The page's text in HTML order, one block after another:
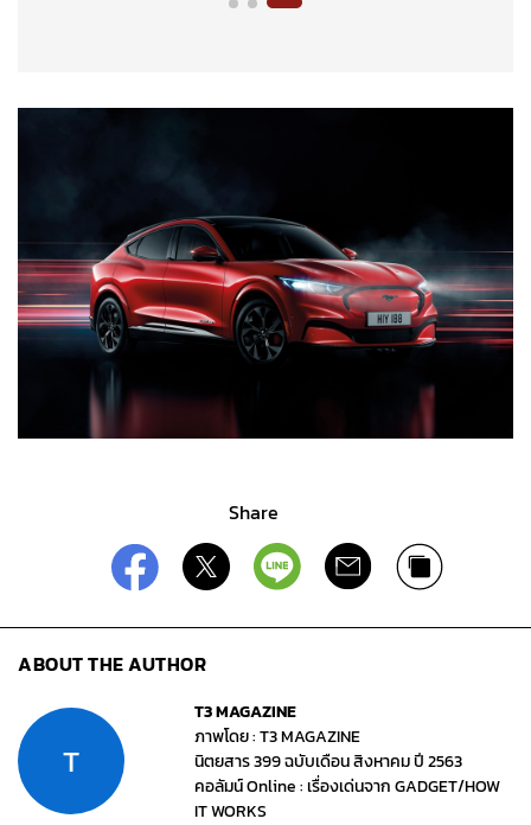
Share
ABOUT THE AUTHOR
T
T3 MAGAZINE
ภาพโดย : T3 MAGAZINE
นิตยสาร 399 ฉบับเดือน สิงหาคม ปี 2563
คอลัมน์ Online : เรื่องเด่นจาก GADGET/HOW
IT WORKS